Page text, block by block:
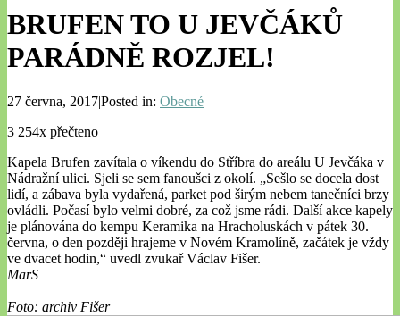
BRUFEN TO U JEVČÁKŮ
PARÁDNĚ ROZJEL!
27 června, 2017|Posted in: Obecné
3 254x přečteno
Kapela Brufen zavítala o víkendu do Stříbra do areálu U Jevčáka v
Nádražní ulici. Sjeli se sem fanoušci z okolí. „Sešlo se docela dost
lidí, a zábava byla vydařená, parket pod širým nebem tanečníci brzy
ovládli. Počasí bylo velmi dobré, za což jsme rádi. Další akce kapely
je plánována do kempu Keramika na Hracholuskách v pátek 30.
června, o den později hrajeme v Novém Kramolíně, začátek je vždy
ve dvacet hodin,“ uvedl zvukař Václav Fišer.
MarS
Foto: archiv Fišer